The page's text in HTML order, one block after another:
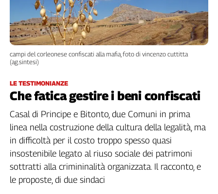
Italia
Internazionale
Culture
Filcams
Fillea
Filt
Fiom
Fisac
Flai
Flc
LE TESTIMONIANZE
Che fatica gestire i beni confiscati
campi del corleonese confiscati alla mafia, foto di vincenzo cuttitta
(ag.sintesi)
Casal di Principe e Bitonto, due Comuni in prima
linea nella costruzione della cultura della legalità, ma
in difficoltà per il costo troppo spesso quasi
insostenibile legato al riuso sociale dei patrimoni
sottratti alla crimininalità organizzata. Il racconto, e
le proposte, di due sindaci